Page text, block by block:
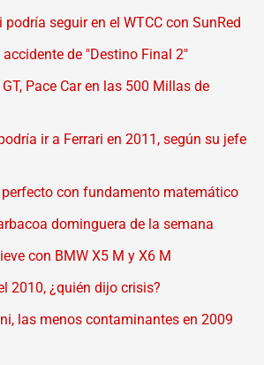
podría seguir en el WTCC con SunRed
de "Destino Final 2"
Pace Car en las 500 Millas de
ir a Ferrari en 2011, según su jefe
con fundamento matemático
dominguera de la semana
con BMW X5 M y X6 M
2010, ¿quién dijo crisis?
las menos contaminantes en 2009